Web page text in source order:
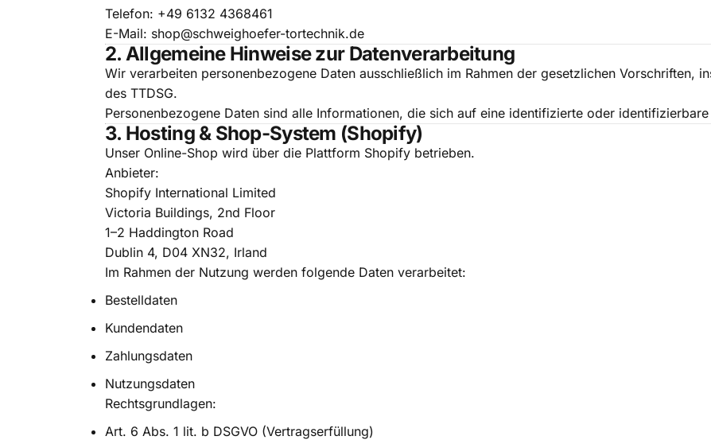
Telefon: +49 6132 4368461
E-Mail: shop@schweighoefer-tortechnik.de
2. Allgemeine Hinweise zur Datenverarbeitung
Wir verarbeiten personenbezogene Daten ausschließlich im Rahmen der gesetzlichen Vorschriften,
des TTDSG.
Personenbezogene Daten sind alle Informationen, die sich auf eine identifizierte oder
3. Hosting & Shop-System (Shopify)
Unser Online-Shop wird über die Plattform Shopify betrieben.
Anbieter:
Shopify International Limited
Victoria Buildings, 2nd Floor
1–2 Haddington Road
Dublin 4, D04 XN32, Irland
Im Rahmen der Nutzung werden folgende Daten verarbeitet:
Bestelldaten
Kundendaten
Zahlungsdaten
Nutzungsdaten
Rechtsgrundlagen:
Art. 6 Abs. 1 lit. b DSGVO (Vertragserfüllung)